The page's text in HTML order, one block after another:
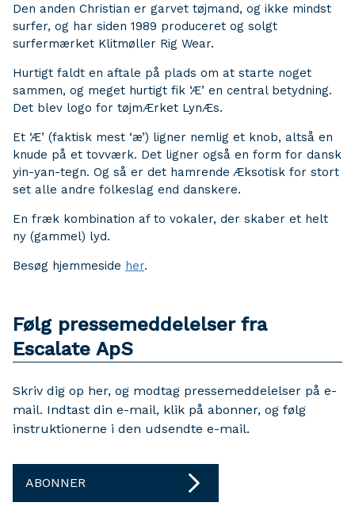
Den anden Christian er garvet tøjmand, og ikke mindst
surfer, og har siden 1989 produceret og solgt
surfermærket Klitmøller Rig Wear.
Hurtigt faldt en aftale på plads om at starte noget
sammen, og meget hurtigt fik ‘Æ’ en central betydning.
Det blev logo for tøjmÆrket LynÆs.
Et ‘Æ’ (faktisk mest ‘æ’) ligner nemlig et knob, altså en
knude på et tovværk. Det ligner også en form for dansk
yin-yan-tegn. Og så er det hamrende Æksotisk for stort
set alle andre folkeslag end danskere.
En fræk kombination af to vokaler, der skaber et helt
ny (gammel) lyd.
Besøg hjemmeside her.
Følg pressemeddelelser fra
Escalate ApS
Skriv dig op her, og modtag pressemeddelelser på e-
mail. Indtast din e-mail, klik på abonner, og følg
instruktionerne i den udsendte e-mail.
ABONNER